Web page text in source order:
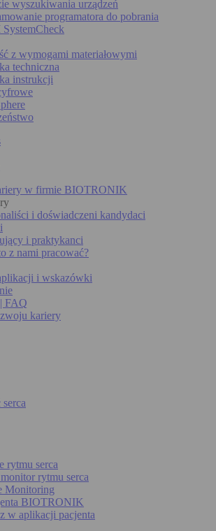
wyszukiwania urządzeń
programatora do pobrania
z wymogami materiałowymi
techniczna
instrukcji
w firmie BIOTRONIK
i doświadczeni kandydaci
i praktykanci
z nami pracować?
i wskazówki
FAQ
kariery
rytmu serca
rytmu serca
Monitoring
BIOTRONIK
w aplikacji pacjenta